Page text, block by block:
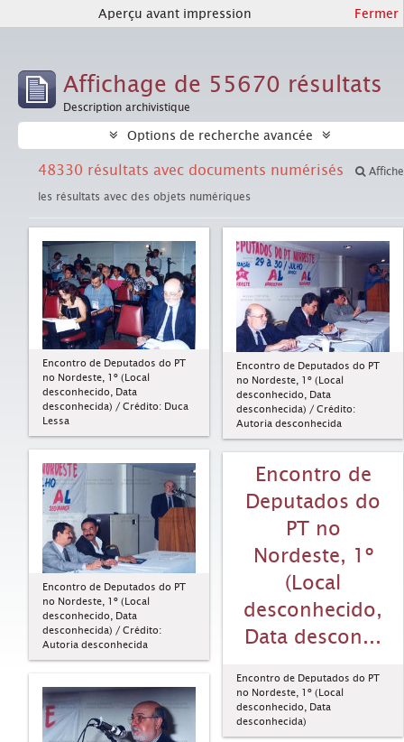
Aperçu avant impression Fermer
Affichage de 55670 résultats
Description archivistique
Options de recherche avancée
48330 résultats avec documents numérisés
les résultats avec des objets numériques
Encontro de Deputados do PT
no Nordeste, 1º (Local
desconhecido, Data
desconhecida) / Crédito: Duca
Lessa
Encontro de Deputados do PT
no Nordeste, 1º (Local
desconhecido, Data
desconhecida) / Crédito:
Autoria desconhecida
Encontro de Deputados do PT
no Nordeste, 1º (Local
desconhecido, Data
desconhecida) / Crédito:
Autoria desconhecida
Encontro de
Deputados do
PT no
Nordeste, 1º
(Local
desconhecido,
Data descon...
Encontro de Deputados do PT
no Nordeste, 1º (Local
desconhecido, Data
desconhecida)